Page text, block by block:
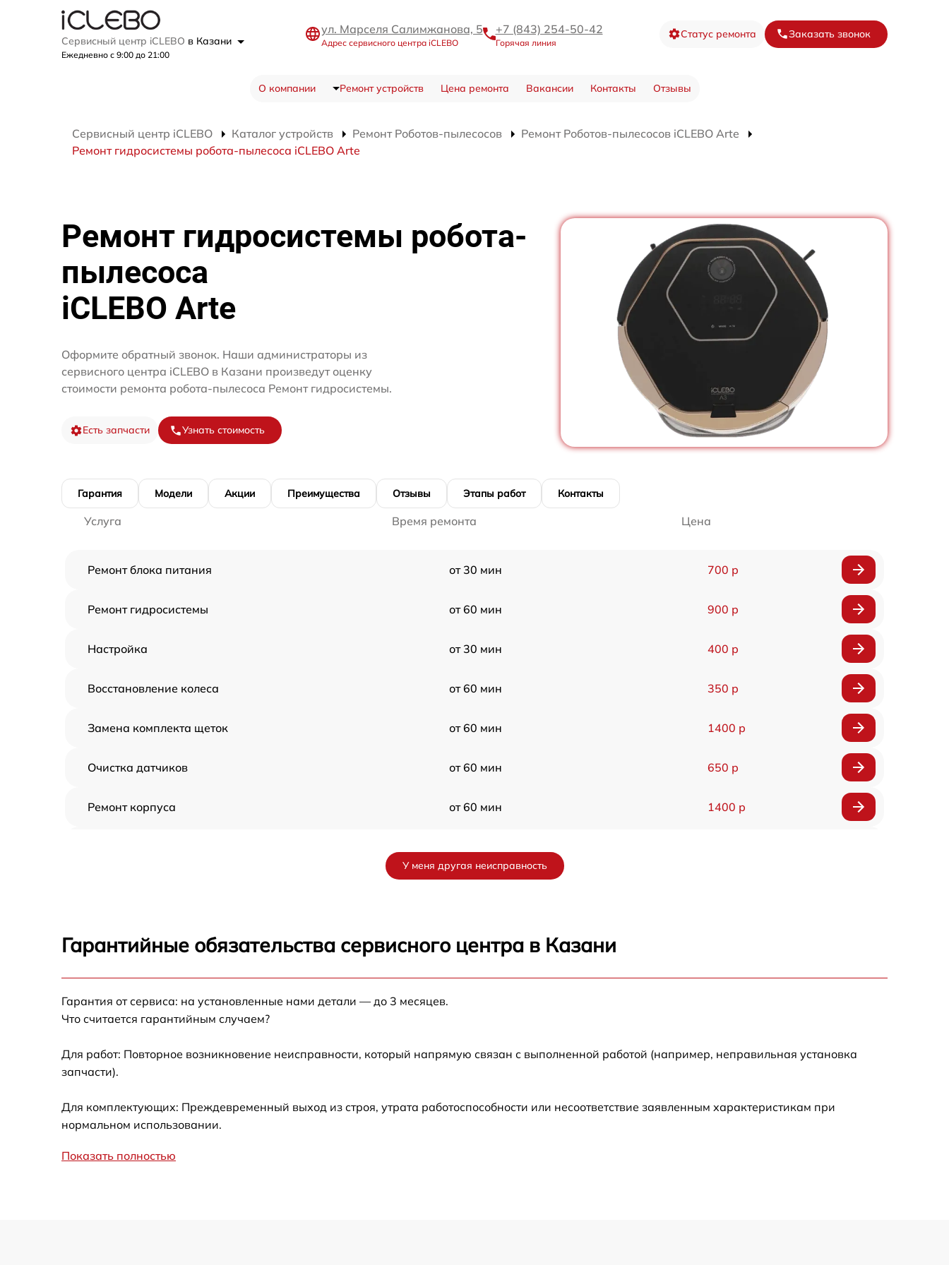
Сервисный центр iCLEBO в Казани
Ежедневно с 9:00 до 21:00
ул. Марселя Салимжанова, 5
Адрес сервисного центра iCLEBO
+7 (843) 254-50-42
Горячая линия
Статус ремонта Заказать звонок
О компании Ремонт устройств Цена ремонта Вакансии Контакты Отзывы
Сервисный центр iCLEBO Каталог устройств Ремонт Роботов-пылесосов
Ремонт Роботов-пылесосов iCLEBO Arte
Ремонт гидросистемы робота-пылесоса iCLEBO Arte
Ремонт гидросистемы робота-
пылесоса
iCLEBO Arte
Оформите обратный звонок. Наши администраторы из
сервисного центра iCLEBO в Казани произведут оценку
стоимости ремонта робота-пылесоса Ремонт гидросистемы.
Есть запчасти Узнать стоимость
Гарантия Модели Акции Преимущества Отзывы Этапы работ Контакты
Услуга Время ремонта Цена
Ремонт блока питания от 30 мин 700 р
Ремонт гидросистемы от 60 мин 900 р
Настройка от 30 мин 400 р
Восстановление колеса от 60 мин 350 р
Замена комплекта щеток от 60 мин 1400 р
Очистка датчиков от 60 мин 650 р
Ремонт корпуса от 60 мин 1400 р
Устранение ошибок
Ремонт материнской платы
Профилактическая чистка
У меня другая неисправность
Гарантийные обязательства сервисного центра в Казани
Гарантия от сервиса: на установленные нами детали — до 3 месяцев.
Что считается гарантийным случаем?
Для работ: Повторное возникновение неисправности, который напрямую связан с выполненной работой (например, неправильная установка
запчасти).
Для комплектующих: Преждевременный выход из строя, утрата работоспособности или несоответствие заявленным характеристикам при
нормальном использовании.
Показать полностью